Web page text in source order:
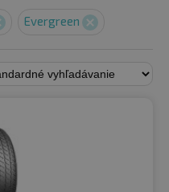
Evergreen